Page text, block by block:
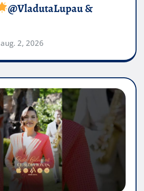
@VladutaLupau &
aug. 2, 2026